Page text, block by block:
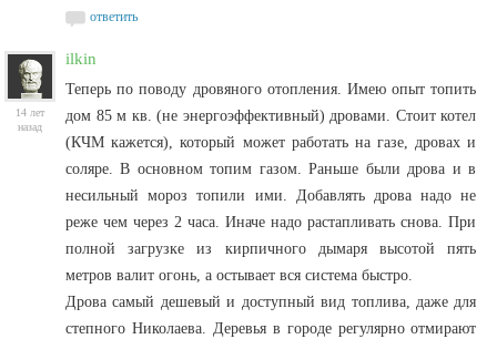
ответить
14 лет
назад
ilkin
Теперь по поводу дровяного отопления. Имею опыт топить
дом 85 м кв. (не энергоэффективный) дровами. Стоит котел
(КЧМ кажется), который может работать на газе, дровах и
соляре. В основном топим газом. Раньше были дрова и в
несильный мороз топили ими. Добавлять дрова надо не
реже чем через 2 часа. Иначе надо растапливать снова. При
полной загрузке из кирпичного дымаря высотой пять
метров валит огонь, а остывает вся система быстро.
Дрова самый дешевый и доступный вид топлива, даже для
степного Николаева. Деревья в городе регулярно отмирают